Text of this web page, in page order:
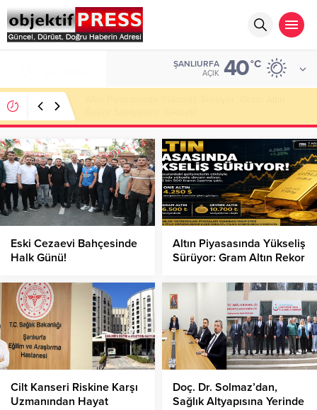
ŞANLIURFA
AÇIK 40°C
Eski Cezaevi Bahçesinde
Halk Günü!
Altın Piyasasında Yükseliş
Sürüyor: Gram Altın Rekor
Cilt Kanseri Riskine Karşı
Uzmanından Hayat
Doç. Dr. Solmaz’dan,
Sağlık Altyapısına Yerinde